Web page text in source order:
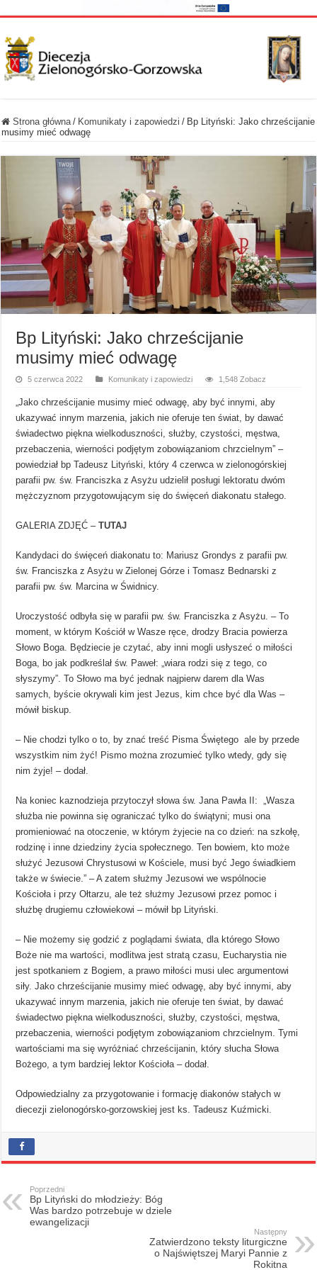
Strona główna / Komunikaty i zapowiedzi / Bp Lityński: Jako chrześcijanie
musimy mieć odwagę
Bp Lityński: Jako chrześcijanie
musimy mieć odwagę
5 czerwca 2022 Komunikaty i zapowiedzi 1,548 Zobacz
„Jako chrześcijanie musimy mieć odwagę, aby być innymi, aby
ukazywać innym marzenia, jakich nie oferuje ten świat, by dawać
świadectwo piękna wielkoduszności, służby, czystości, męstwa,
przebaczenia, wierności podjętym zobowiązaniom chrzcielnym” –
powiedział bp Tadeusz Lityński, który 4 czerwca w zielonogórskiej
parafii pw. św. Franciszka z Asyżu udzielił posługi lektoratu dwóm
mężczyznom przygotowującym się do święceń diakonatu stałego.
GALERIA ZDJĘĆ –TUTAJ
Kandydaci do święceń diakonatu to: Mariusz Grondys z parafii pw.
św. Franciszka z Asyżu w Zielonej Górze i Tomasz Bednarski z
parafii pw. św. Marcina w Świdnicy.
Uroczystość odbyła się w parafii pw. św. Franciszka z Asyżu. – To
moment, w którym Kościół w Wasze ręce, drodzy Bracia powierza
Słowo Boga. Będziecie je czytać, aby inni mogli usłyszeć o miłości
Boga, bo jak podkreślał św. Paweł: „wiara rodzi się z tego, co
słyszymy”. To Słowo ma być jednak najpierw darem dla Was
samych, byście okrywali kim jest Jezus, kim chce być dla Was –
mówił biskup.
– Nie chodzi tylko o to, by znać treść Pisma Świętego ale by przede
wszystkim nim żyć! Pismo można zrozumieć tylko wtedy, gdy się
nim żyje! – dodał.
Na koniec kaznodzieja przytoczył słowa św. Jana Pawła II: „Wasza
służba nie powinna się ograniczać tylko do świątyni; musi ona
promieniować na otoczenie, w którym żyjecie na co dzień: na szkołę,
rodzinę i inne dziedziny życia społecznego. Ten bowiem, kto może
służyć Jezusowi Chrystusowi w Kościele, musi być Jego świadkiem
także w świecie.” – A zatem służmy Jezusowi we wspólnocie
Kościoła i przy Ołtarzu, ale też służmy Jezusowi przez pomoc i
służbę drugiemu człowiekowi – mówił bp Lityński.
– Nie możemy się godzić z poglądami świata, dla którego Słowo
Boże nie ma wartości, modlitwa jest stratą czasu, Eucharystia nie
jest spotkaniem z Bogiem, a prawo miłości musi ulec argumentowi
siły. Jako chrześcijanie musimy mieć odwagę, aby być innymi, aby
ukazywać innym marzenia, jakich nie oferuje ten świat, by dawać
świadectwo piękna wielkoduszności, służby, czystości, męstwa,
przebaczenia, wierności podjętym zobowiązaniom chrzcielnym. Tymi
wartościami ma się wyróżniać chrześcijanin, który słucha Słowa
Bożego, a tym bardziej lektor Kościoła – dodał.
Odpowiedzialny za przygotowanie i formację diakonów stałych w
diecezji zielonogórsko-gorzowskiej jest ks. Tadeusz Kuźmicki.
Poprzedni
Bp Lityński do młodzieży: Bóg
Was bardzo potrzebuje w dziele
ewangelizacji
Następny
Zatwierdzono teksty liturgiczne
o Najświętszej Maryi Pannie z
Rokitna